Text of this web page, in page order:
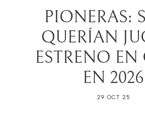
PIONERAS:
QUERÍAN
ESTRENO EN
EN 2026
29 OCT 25